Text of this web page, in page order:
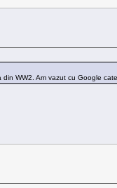
WW2. Am vazut cu Google